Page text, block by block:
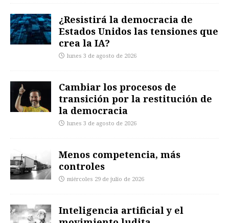
¿Resistirá la democracia de
Estados Unidos las tensiones que
crea la IA?
lunes 3 de agosto de 2026
Cambiar los procesos de
transición por la restitución de
la democracia
lunes 3 de agosto de 2026
Menos competencia, más
controles
miércoles 29 de julio de 2026
Inteligencia artificial y el